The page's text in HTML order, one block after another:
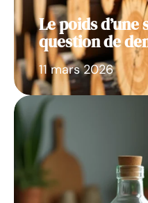
Le poids
question de
11 mars 2026